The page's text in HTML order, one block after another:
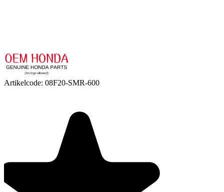
Artikelcode: 08F20-SMR-600